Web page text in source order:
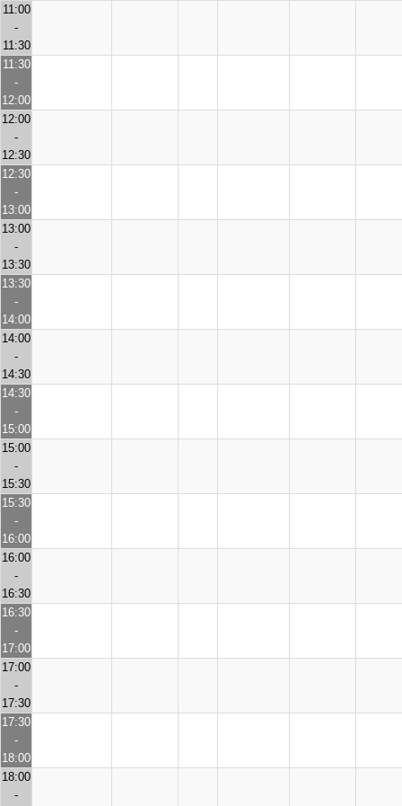
11:00
-
11:30
11:30
-
12:00
12:00
-
12:30
12:30
-
13:00
13:00
-
13:30
13:30
-
14:00
14:00
-
14:30
14:30
-
15:00
15:00
-
15:30
15:30
-
16:00
16:00
-
16:30
16:30
-
17:00
17:00
-
17:30
17:30
-
18:00
18:00
-